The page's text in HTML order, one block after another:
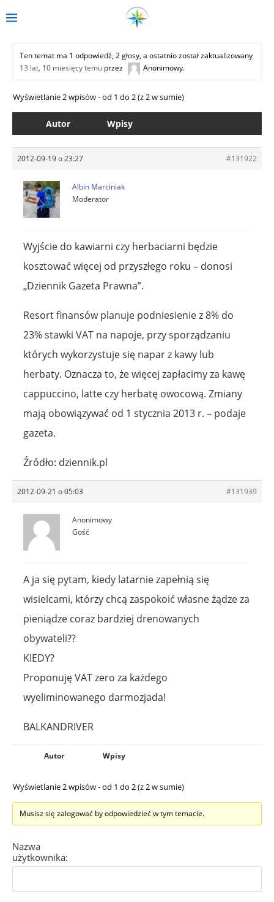
Ten temat ma 1 odpowiedź, 2 głosy, a ostatnio został zaktualizowany
13 lat, 10 miesięcy temu przez Anonimowy.
Wyświetlanie 2 wpisów - od 1 do 2 (z 2 w sumie)
Autor Wpisy
2012-09-19 o 23:27 #131922
Albin Marciniak
Moderator
Wyjście do kawiarni czy herbaciarni będzie
kosztować więcej od przyszłego roku – donosi
„Dziennik Gazeta Prawna”.
Resort finansów planuje podniesienie z 8% do
23% stawki VAT na napoje, przy sporządzaniu
których wykorzystuje się napar z kawy lub
herbaty. Oznacza to, że więcej zapłacimy za kawę
cappuccino, latte czy herbatę owocową. Zmiany
mają obowiązywać od 1 stycznia 2013 r. – podaje
gazeta.
Źródło: dziennik.pl
2012-09-21 o 05:03 #131939
Anonimowy
Gość
A ja się pytam, kiedy latarnie zapełnią się
wisielcami, którzy chcą zaspokoić własne żądze za
pieniądze coraz bardziej drenowanych
obywateli??
KIEDY?
Proponuję VAT zero za każdego
wyeliminowanego darmozjada!
BALKANDRIVER
Autor Wpisy
Wyświetlanie 2 wpisów - od 1 do 2 (z 2 w sumie)
Musisz się zalogować by odpowiedzieć w tym temacie.
Nazwa
użytkownika: